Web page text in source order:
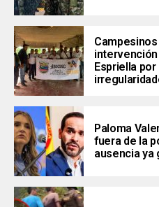
Espriella
Paloma
fuera de la
ausencia